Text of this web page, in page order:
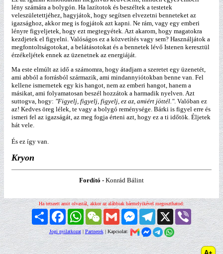
lény számára a bolygón. Ha lazítotok és beszéltek a testetek
veleszületettjéhez, hagyjátok, hogy segítsen elvezetni benneteket az
igazsághoz, akkor meg is fogjátok azt kapni. Ne rám, vagy egy emberi
lényre figyeljetek, hogy ezt megtegyétek. Azt akarom, hogy magatokra
kezdjetek el figyelni. Valóságos ez a közvetítés vagy sem? Használjátok a
megfontoltságotokat, a belátásotokat és a bennetek lévő Istenen keresztül
érzékeljétek ennek az üzenetnek az energiáját.
Ma este elmúlt az idő a számomra, hogy átadjam a szeretet egy üzenetét,
ami abból a forrásból származik, ami mindannyiótokban benne van. Fel
kellene ismernetek egy kis hangot, nem az emberi hangot, hanem a
másikat, ami folyamatosan beszél hozzátok a harmadik nyelven. Azt
suttogva, hogy: "Figyelj, figyelj, figyelj, ez az, amiért jöttél.". Valóban ez
az! Kedves öreg lélek, te vagy a bolygó reménysége. Bárki is figyel erre és
ismeri fel az igazságát, az meg fogja érteni azt, hogy ez a ti időtök. Éljetek
hát vele.
És ez így van.
Kryon
Fordító - Konrád Bálint
Ha tetszett amit olvastál, akkor az alábbiak bármelyikével megoszthatod:
MegosztásFacebookWhatsApp WeChat Gmail MessengerTelegram X Viber
Jogi nyilatkozat| Partnerek| Kapcsolat: